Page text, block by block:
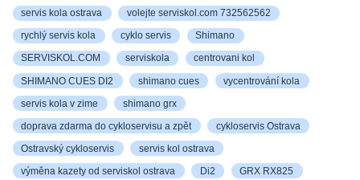
servis kola ostrava volejte serviskol.com 732562562
rychlý servis kola cyklo servis Shimano
SERVISKOL.COM serviskola centrovani kol
SHIMANO CUES DI2 shimano cues vycentrování kola
servis kola v zime shimano grx
doprava zdarma do cykloservisu a zpět cykloservis Ostrava
Ostravský cykloservis servis kol ostrava
výměna kazety od serviskol ostrava Di2 GRX RX825